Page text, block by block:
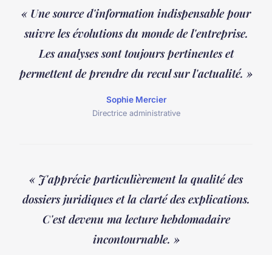
« Une source d'information indispensable pour
suivre les évolutions du monde de l'entreprise.
Les analyses sont toujours pertinentes et
permettent de prendre du recul sur l'actualité. »
Sophie Mercier
Directrice administrative
« J'apprécie particulièrement la qualité des
dossiers juridiques et la clarté des explications.
C'est devenu ma lecture hebdomadaire
incontournable. »